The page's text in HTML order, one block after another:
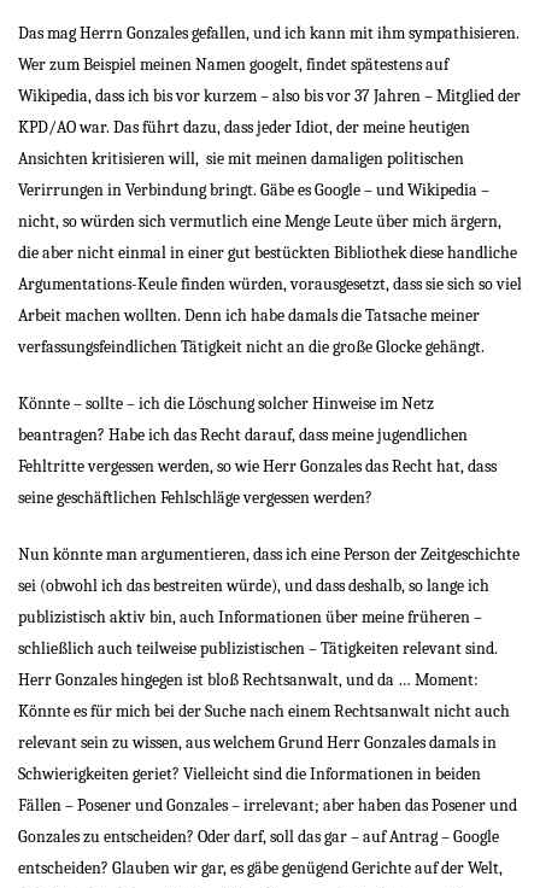
Das mag Herrn Gonzales gefallen, und ich kann mit ihm sympathisieren.
Wer zum Beispiel meinen Namen googelt, findet spätestens auf
Wikipedia, dass ich bis vor kurzem – also bis vor 37 Jahren – Mitglied der
KPD/AO war. Das führt dazu, dass jeder Idiot, der meine heutigen
Ansichten kritisieren will, sie mit meinen damaligen politischen
Verirrungen in Verbindung bringt. Gäbe es Google – und Wikipedia –
nicht, so würden sich vermutlich eine Menge Leute über mich ärgern,
die aber nicht einmal in einer gut bestückten Bibliothek diese handliche
Argumentations-Keule finden würden, vorausgesetzt, dass sie sich so viel
Arbeit machen wollten. Denn ich habe damals die Tatsache meiner
verfassungsfeindlichen Tätigkeit nicht an die große Glocke gehängt.
Könnte – sollte – ich die Löschung solcher Hinweise im Netz
beantragen? Habe ich das Recht darauf, dass meine jugendlichen
Fehltritte vergessen werden, so wie Herr Gonzales das Recht hat, dass
seine geschäftlichen Fehlschläge vergessen werden?
Nun könnte man argumentieren, dass ich eine Person der Zeitgeschichte
sei (obwohl ich das bestreiten würde), und dass deshalb, so lange ich
publizistisch aktiv bin, auch Informationen über meine früheren –
schließlich auch teilweise publizistischen – Tätigkeiten relevant sind.
Herr Gonzales hingegen ist bloß Rechtsanwalt, und da … Moment:
Könnte es für mich bei der Suche nach einem Rechtsanwalt nicht auch
relevant sein zu wissen, aus welchem Grund Herr Gonzales damals in
Schwierigkeiten geriet? Vielleicht sind die Informationen in beiden
Fällen – Posener und Gonzales – irrelevant; aber haben das Posener und
Gonzales zu entscheiden? Oder darf, soll das gar – auf Antrag – Google
entscheiden? Glauben wir gar, es gäbe genügend Gerichte auf der Welt,